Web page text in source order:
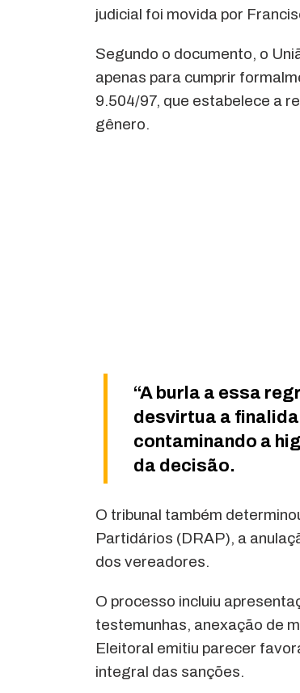
judicial foi movida por
Segundo o documento, o
apenas para cumprir
9.504/97, que estabelece a
gênero.
“A burla a essa
desvirtua a
contaminando a
da decisão.
O tribunal também
Partidários (DRAP), a
dos vereadores.
O processo incluiu
testemunhas, anexação de
Eleitoral emitiu parecer
integral das sanções.